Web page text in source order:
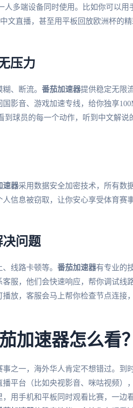
人多端设备同时使用。比如你可以用
文直播，甚至用平板回放欧洲杯的
压力
、断流。 番茄加速器提供稳定无限
影音、游戏加速专线，给你独享
球员的每一个动作，听到中文解说
速器采用数据安全加密技术，所有数
信息被窃取，让你安心享受体育赛
问题
线路卡顿等。 番茄加速器有专业的
服，他们会快速响应，帮你调试线
放，客服会马上帮你检查节点连接
加速器怎么看？
之一，海外华人肯定不想错过。到
平台（比如央视影音、咪咕视频）
用手机和平板同时观看比赛，一边